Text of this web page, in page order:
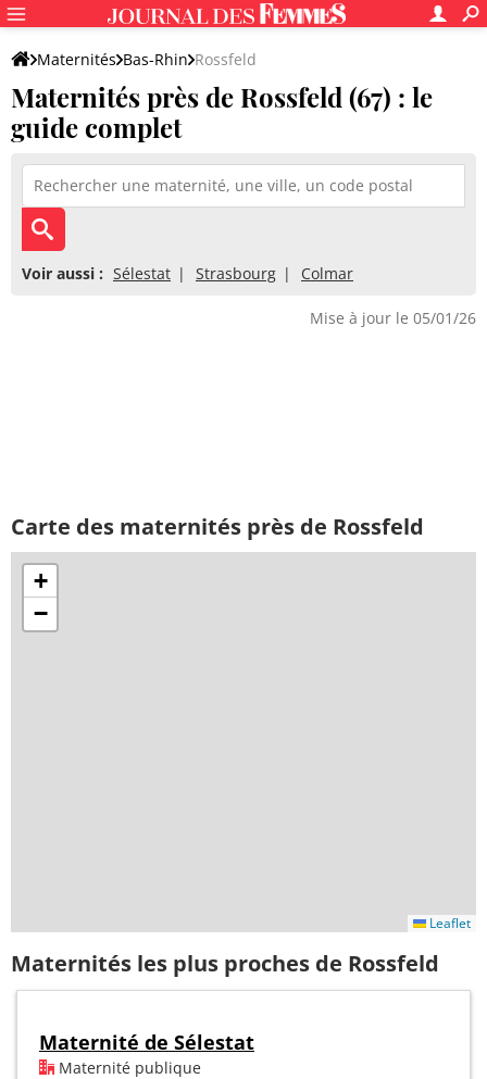
Maternités Bas-Rhin Rossfeld
Maternités près de Rossfeld (67) : le
guide complet
Voir aussi : Sélestat Strasbourg Colmar
Mise à jour le 05/01/26
Carte des maternités près de Rossfeld
+
−
Leaflet
Maternités les plus proches de Rossfeld
Maternité de Sélestat
Maternité publique